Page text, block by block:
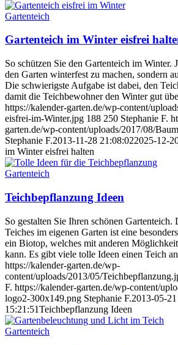
Gartenteich
Gartenteich im Winter eisfrei
So schützen Sie den Gartenteich im Winter.
den Garten winterfest zu machen, sondern
Die schwierigste Aufgabe ist dabei, den
damit die Teichbewohner den Winter gut
https://kalender-garten.de/wp-content/
eisfrei-im-Winter.jpg 188 250 Stephanie F.
garten.de/wp-content/uploads/2017/08/
Stephanie F.2013-11-28 21:08:022025-12-
im Winter eisfrei halten
Gartenteich
Teichbepflanzung Ideen
So gestalten Sie Ihren schönen Gartenteich.
Teiches im eigenen Garten ist eine
ein Biotop, welches mit anderen
kann. Es gibt viele tolle Ideen einen Teich
https://kalender-garten.de/wp-
content/uploads/2013/05/
F. https://kalender-garten.de/wp-content/
logo2-300x149.png Stephanie F.2013-05-
15:21:51Teichbepflanzung Ideen
Gartenteich